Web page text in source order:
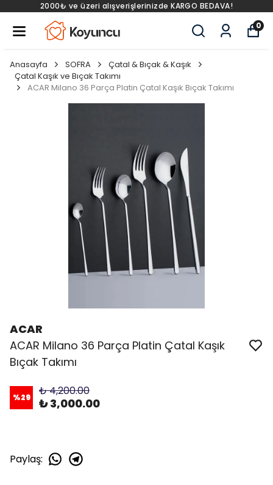
2000₺ ve üzeri alışverişlerinizde KARGO BEDAVA!
0
Anasayfa SOFRA
Çatal & Bıçak & Kaşık
Çatal Kaşık ve Bıçak Takımı
ACAR Milano 36 Parça Platin Çatal Kaşık Bıçak Takımı
ACAR
ACAR Milano 36 Parça Platin Çatal Kaşık
Bıçak Takımı
%29 ₺ 4,200.00
₺ 3,000.00
Paylaş: